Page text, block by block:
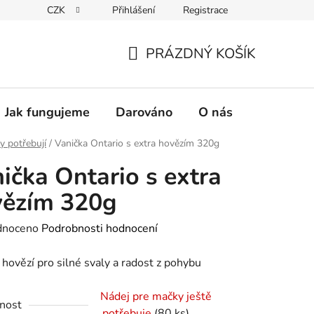
CZK Přihlášení Registrace
KOŠÍK
PRÁZDNÝ KOŠÍK
Jak fungujeme Darováno O nás
potřebují / Vanička Ontario s extra hovězím 320g
Ontario s extra
320g
Podrobnosti hodnocení
pro silné svaly a radost z pohybu
Nádej pre mačky ještě